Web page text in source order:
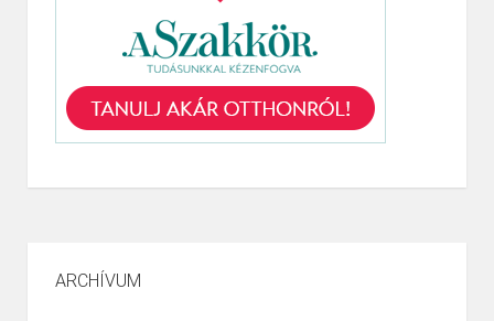
ARCHÍVUM